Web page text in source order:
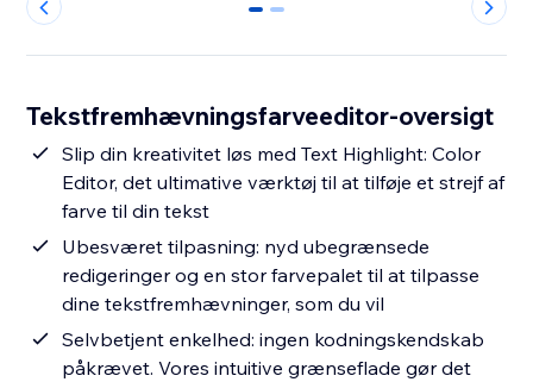
0 1
Tekstfremhævningsfarveeditor-oversigt
Slip din kreativitet løs med Text Highlight: Color
Editor, det ultimative værktøj til at tilføje et strejf af
farve til din tekst
Ubesværet tilpasning: nyd ubegrænsede
redigeringer og en stor farvepalet til at tilpasse
dine tekstfremhævninger, som du vil
Selvbetjent enkelhed: ingen kodningskendskab
påkrævet. Vores intuitive grænseflade gør det